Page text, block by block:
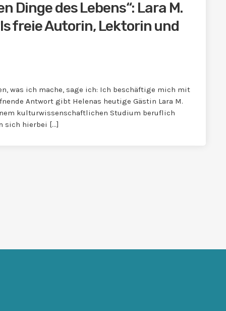
Dinge des Lebens“: Lara M.
freie Autorin, Lektorin und
was ich mache, sage ich: Ich beschäftige mich mit
Antwort gibt Helenas heutige Gästin Lara M.
kulturwissenschaftlichen Studium beruflich
sich hierbei […]